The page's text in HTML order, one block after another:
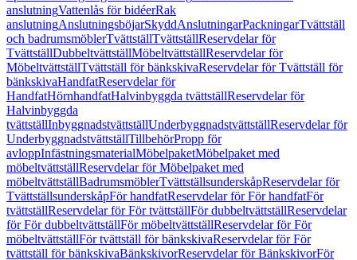
anslutningVattenlås för bidéerRak
anslutningAnslutningsböjarSkyddAnslutningarPackningarTvättställ
och badrumsmöblerTvättställTvättställReservdelar för
TvättställDubbeltvättställMöbeltvättställReservdelar för
MöbeltvättställTvättställ för bänkskivaReservdelar för Tvättställ för
bänkskivaHandfatReservdelar för
HandfatHörnhandfatHalvinbyggda tvättställReservdelar för
Halvinbyggda
tvättställInbyggnadstvättställUnderbyggnadstvättställReservdelar för
UnderbyggnadstvättställTillbehörPropp för
avloppInfästningsmaterialMöbelpaketMöbelpaket med
möbeltvättställReservdelar för Möbelpaket med
möbeltvättställBadrumsmöblerTvättställsunderskåpReservdelar för
TvättställsunderskåpFör handfatReservdelar för För handfatFör
tvättställReservdelar för För tvättställFör dubbeltvättställReservdelar
för För dubbeltvättställFör möbeltvättställReservdelar för För
möbeltvättställFör tvättställ för bänkskivaReservdelar för För
tvättställ för bänkskivaBänkskivorReservdelar för BänkskivorFör